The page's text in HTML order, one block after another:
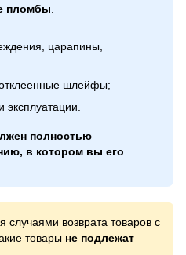
пломбы
царапины,
шлейфы;
эксплуатации.
полностью
в котором вы его
случаями возврата товаров с
товары не подлежат